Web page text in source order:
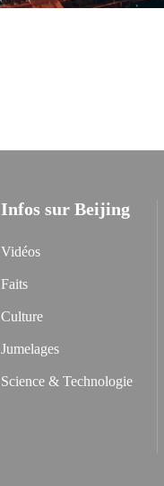
Infos sur Beijing
Vidéos
Faits
Culture
Jumelages
Science & Technologie